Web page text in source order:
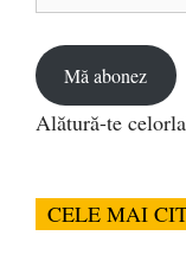
Mă abonez
Alătură-te
CELE MAI